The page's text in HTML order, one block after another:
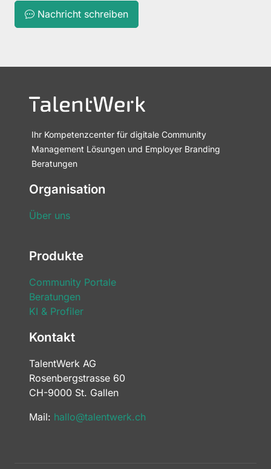
Nachricht schreiben
Ihr Kompetenzcenter für digitale Community
Management Lösungen und Employer Branding
Beratungen
Organisation
Über uns
Produkte
Community Portale
Beratungen
KI & Profiler
Kontakt
TalentWerk AG
Rosenbergstrasse 60
CH-9000 St. Gallen
Mail: hallo@talentwerk.ch